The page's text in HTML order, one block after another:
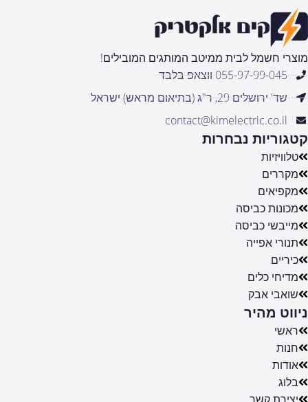
מוצרי חשמל לבית ממיטב המותגים המובילים!
055-97-99-045 ווצאפ בלבד
שד' ירושלים 29, ר"ג (בתיאום מראש) ישראל
contact@kimelectric.co.il
קטגוריות נבחרות
טלוויזיות
מקררים
מקפיאים
מכונות כביסה
מייבשי כביסה
תנורי אפייה
כיריים
מדיחי כלים
שואבי אבק
ניווט מהיר
ראשי
חנות
אודות
בלוג
יצירת קשר